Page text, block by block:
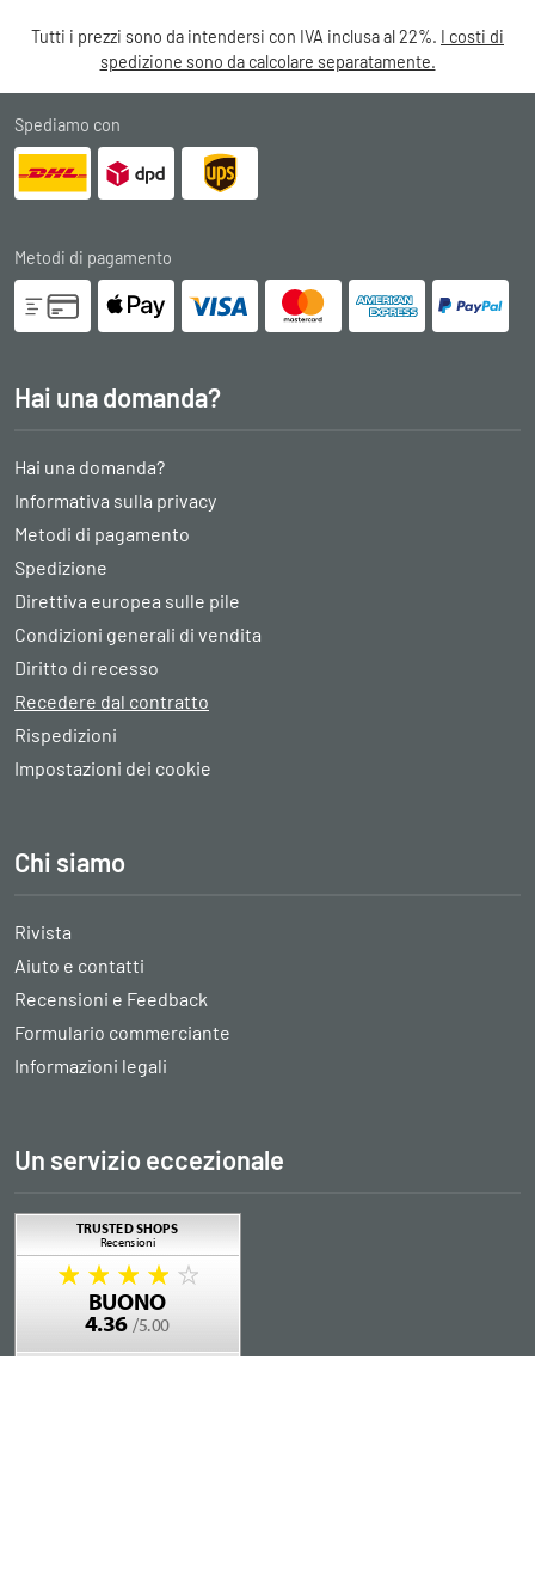
Tutti i prezzi sono da intendersi con IVA inclusa al 22%. I costi di
spedizione sono da calcolare separatamente.
Spediamo con
Metodi di pagamento
Hai una domanda?
Hai una domanda?
Informativa sulla privacy
Metodi di pagamento
Spedizione
Direttiva europea sulle pile
Condizioni generali di vendita
Diritto di recesso
Recedere dal contratto
Rispedizioni
Impostazioni dei cookie
Chi siamo
Rivista
Aiuto e contatti
Recensioni e Feedback
Formulario commerciante
Informazioni legali
Un servizio eccezionale